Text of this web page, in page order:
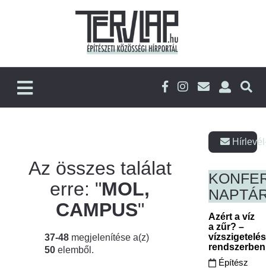
Az összes találat
erre: "MOL,
CAMPUS"
37-48 megjelenítése a(z)
50 elemből.
Azért a víz
a zűr? –
Építész